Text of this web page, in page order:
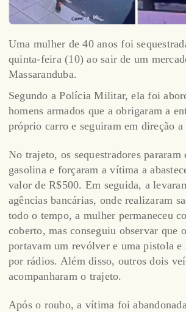
Uma mulher de 40 anos foi
quinta-feira (10) ao sair de um
Massaranduba.
Segundo a Polícia Militar, ela foi
homens armados que a obrigaram a
próprio carro e seguiram em direção a
No trajeto, os sequestradores pararam
gasolina e forçaram a vítima a
valor de R$500. Em seguida, a
agências bancárias, onde realizaram
todo o tempo, a mulher permaneceu
coberto, mas conseguiu observar que
portavam um revólver e uma pistola e
por rádios. Além disso, outros dois
acompanharam o trajeto.
Após o roubo, a vítima foi